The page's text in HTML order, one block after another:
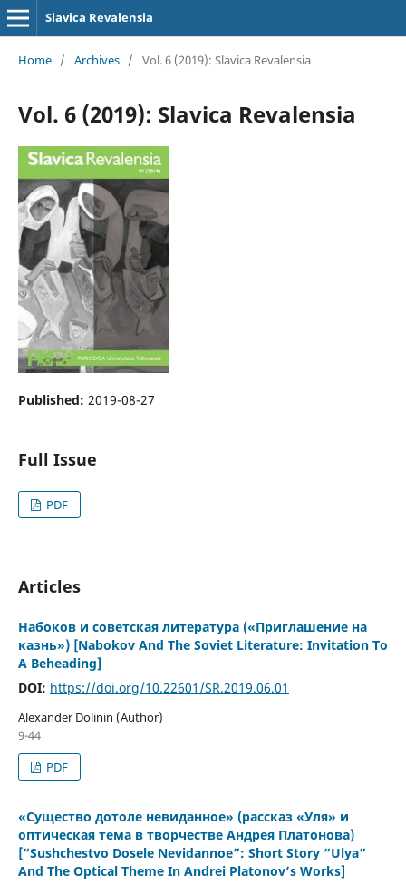
Slavica Revalensia
Home / Archives / Vol. 6 (2019): Slavica Revalensia
Vol. 6 (2019): Slavica Revalensia
Published: 2019-08-27
Full Issue
PDF
Articles
Набоков и советская литература («Приглашение на
казнь») [Nabokov And The Soviet Literature: Invitation To
A Beheading]
DOI: https://doi.org/10.22601/SR.2019.06.01
Alexander Dolinin (Author)
9-44
PDF
«Существо дотоле невиданное» (рассказ «Уля» и
оптическая тема в творчестве Андрея Платонова)
[“Sushchestvo Dosele Nevidannoe”: Short Story “Ulya”
And The Optical Theme In Andrei Platonov’s Works]